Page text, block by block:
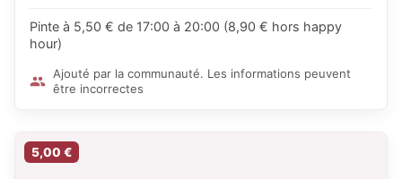
Pinte à 5,50 € de 17:00 à 20:00 (8,90 € hors happy
hour)
Ajouté par la communauté. Les informations peuvent
être incorrectes
5,00 €